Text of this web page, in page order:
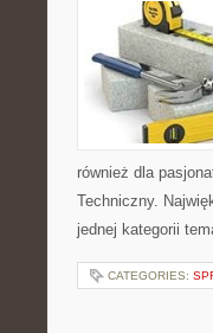
również dla
Techniczny.
jednej kategorii
CATEGORIES: